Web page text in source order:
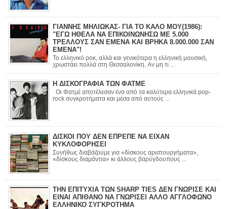
ΓΙΑΝΝΗΣ ΜΗΛΙΩΚΑΣ- ΓΙΑ ΤΟ ΚΑΛΟ ΜΟΥ(1986):
"ΕΓΩ ΗΘΕΛΑ ΝΑ ΕΠΙΚΟΙΝΩΝΗΣΩ ΜΕ 5.000
ΤΡΕΛΛΟΥΣ ΣΑΝ ΕΜΕΝΑ ΚΑΙ ΒΡΗΚΑ 8.000.000 ΣΑΝ
ΕΜΕΝΑ"!
Το ελληνικό ροκ, αλλά και γενικότερα η ελληνική μουσική,
χρωστάει πολλά στη Θεσσαλονίκη. Αν μη τι ...
Η ΔΙΣΚΟΓΡΑΦΙΑ ΤΩΝ ΦΑΤΜΕ
Οι Φατμέ αποτέλεσαν ένα από τα καλύτερα ελληνικά pop-
rock συγκροτήματα και μέσα από αυτούς ...
ΔΙΣΚΟΙ ΠΟΥ ΔΕΝ ΕΠΡΕΠΕ ΝΑ ΕΙΧΑΝ
ΚΥΚΛΟΦΟΡΗΣΕΙ
Συνήθως διαβάζουμε για «δίσκους αριστουργήματα»,
«δίσκους διαμάντια» κι άλλους βαρύγδουπους ...
ΤΗΝ ΕΠΙΤΥΧΙΑ ΤΩΝ SHARP TIES ΔΕΝ ΓΝΩΡΙΣΕ ΚΑΙ
ΕΙΝΑΙ ΑΠΙΘΑΝΟ ΝΑ ΓΝΩΡΙΣΕΙ ΑΛΛΟ ΑΓΓΛΟΦΩΝΟ
ΕΛΛΗΝΙΚΟ ΣΥΓΚΡΟΤΗΜΑ